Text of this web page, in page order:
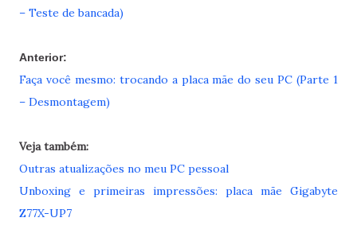
– Teste de bancada)
Anterior:
Faça você mesmo: trocando a placa mãe do seu PC (Parte 1
– Desmontagem)
Veja também:
Outras atualizações no meu PC pessoal
Unboxing e primeiras impressões: placa mãe Gigabyte
Z77X-UP7